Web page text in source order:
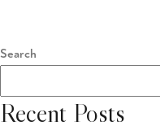
Search
Recent Posts